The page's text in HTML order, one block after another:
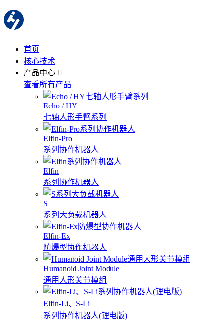
首页
核心技术
产品中心
查看所有产品
Echo / HY
七轴人形手臂系列
Elfin-Pro
系列协作机器人
Elfin
系列协作机器人
S
系列大负载机器人
Elfin-Ex
防爆型协作机器人
Humanoid Joint Module
通用人形关节模组
Elfin-Li、S-Li
系列协作机器人(锂电版)